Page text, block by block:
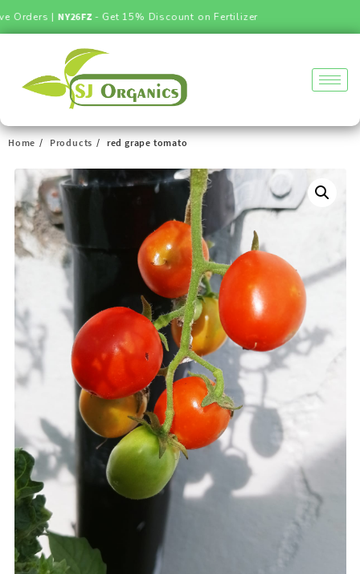
|NY26FZ- Get 15% Discount on Fertilizer
Home Products red grape tomato